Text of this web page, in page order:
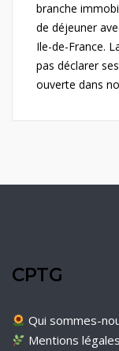
branche
de déjeuner
Ile-de-France.
pas déclarer
ouverte dans
CPTG
Qui sommes-
Mentions légales